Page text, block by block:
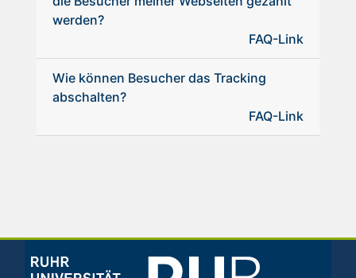
werden?
FAQ-Link
Wie können Besucher das Tracking
abschalten?
FAQ-Link